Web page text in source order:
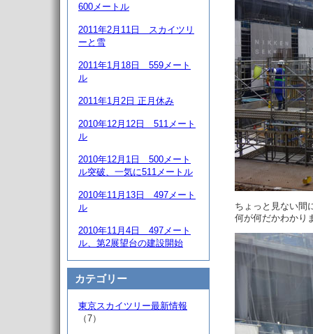
ちょっと見ない間
何が何だかわかり
600メートル
2011年2月11日 スカイツリ
ーと雪
2011年1月18日 559メート
ル
2011年1月2日 正月休み
2010年12月12日 511メート
ル
2010年12月1日 500メート
ル突破、一気に511メートル
2010年11月13日 497メート
ル
2010年11月4日 497メート
ル、第2展望台の建設開始
カテゴリー
東京スカイツリー最新情報
（7）